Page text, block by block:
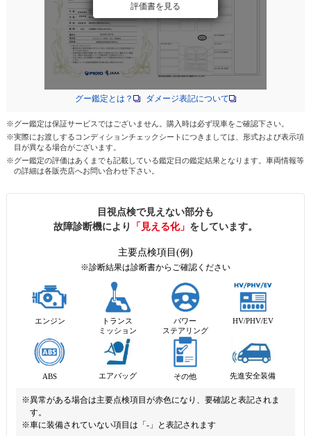
評価書を見る
グー鑑定とは？ ダメージ表記について
※グー鑑定は保証サービスではございません。購入時は必ず現車をご確認下さい。
※実際にお渡しするコンディションチェックシートにつきましては、形式および表示項
目が異なる場合がございます。
※グー鑑定の評価はあくまでも記載している鑑定日の鑑定結果となります。車両情報等
の詳細は各販売店へお問い合わせ下さい。
目視点検で見えない部分も
故障診断機により
「見える化」 をしています。
主要点検項目(例)
※診断結果は診断書からご確認ください
エンジン
トランス
ミッション
パワー
ステアリング
HV/PHV/EV
ABS エアバッグ その他 先進安全装備
※異常がある場合は主要点検項目が赤色になり、要確認と表記されま
す。
※車に装備されていない項目は「-」と表記されます